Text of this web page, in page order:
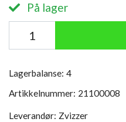
På lager
Lagerbalanse: 4
Artikkelnummer: 21100008
Leverandør: Zvizzer